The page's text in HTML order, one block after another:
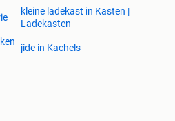
kleine ladekast in Kasten |
Ladekasten
jide in Kachels